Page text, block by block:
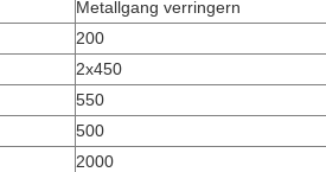
Metallgang verringern
200
2x450
550
500
2000